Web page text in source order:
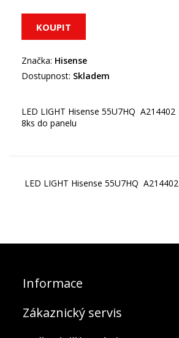
Značka: Hisense
Dostupnost: Skladem
LED LIGHT Hisense 55U7HQ A214402
8ks do panelu
LED LIGHT Hisense 55U7HQ A214402
Informace
Zákaznický servis